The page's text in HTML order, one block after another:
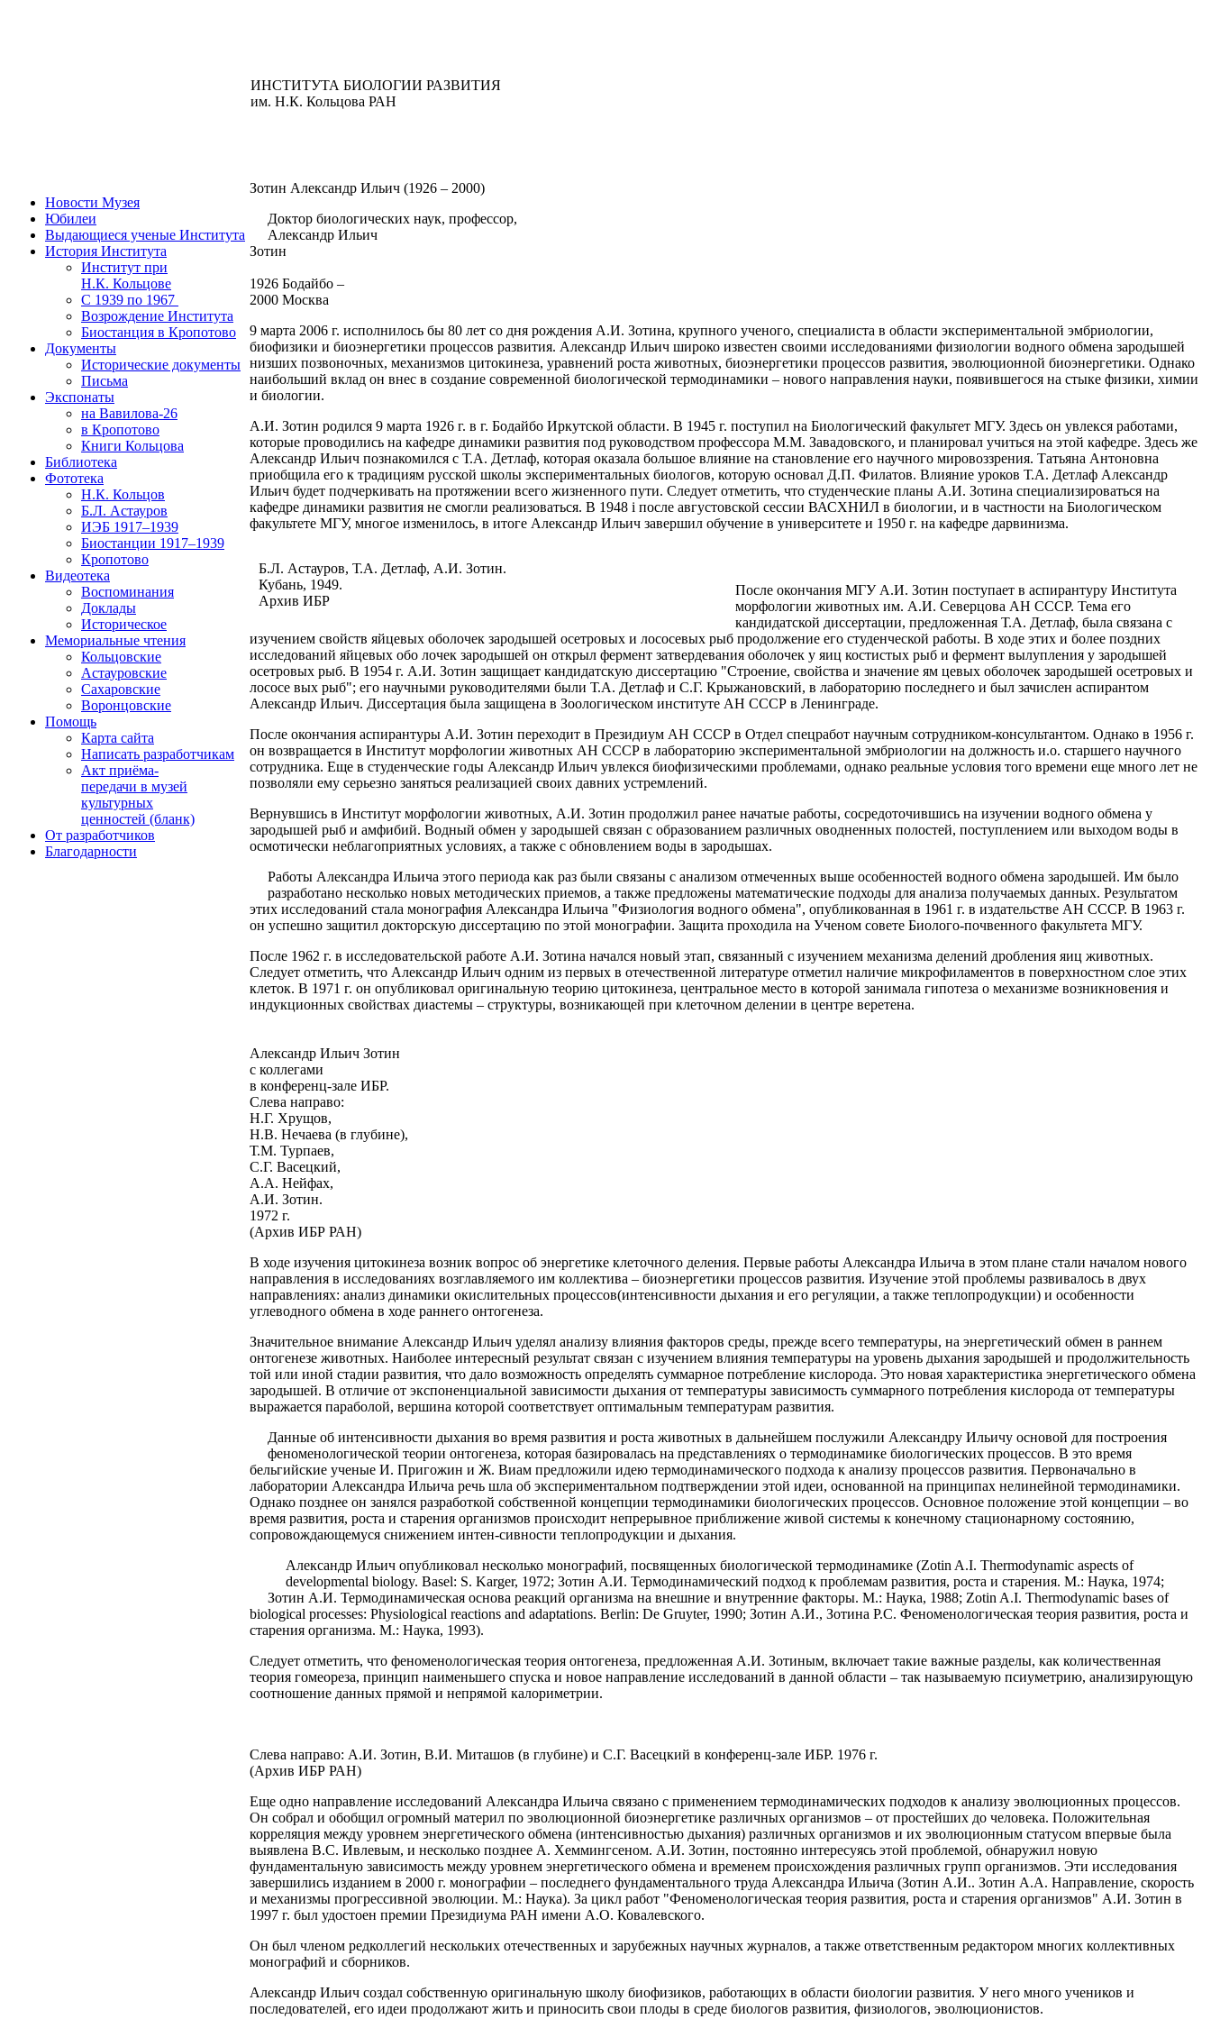
ИНСТИТУТА БИОЛОГИИ РАЗВИТИЯ
им. Н.К. Кольцова РАН
Новости Музея
Юбилеи
Выдающиеся ученые Института
История Института
Институт при
Н.К. Кольцове
C 1939 по 1967
Возрождение Института
Биостанция в Кропотово
Документы
Исторические документы
Письма
Экспонаты
на Вавилова-26
в Кропотово
Книги Кольцова
Библиотека
Фототека
Н.К. Кольцов
Б.Л. Астауров
ИЭБ 1917–1939
Биостанции 1917–1939
Кропотово
Видеотека
Воспоминания
Доклады
Историческое
Мемориальные чтения
Кольцовские
Астауровские
Сахаровские
Воронцовские
Помощь
Карта сайта
Написать разработчикам
Акт приёма-
передачи в музей
культурных
ценностей (бланк)
От разработчиков
Благодарности
Зотин Александр Ильич (1926 – 2000)
Доктор биологических наук, профессор,
Александр Ильич
Зотин
1926 Бодайбо –
2000 Москва
9 марта 2006 г. исполнилось бы 80 лет со дня рождения А.И. Зотина, крупного ученого, специалиста в области экспериментальной эмбриологии,
биофизики и биоэнергетики процессов развития. Александр Ильич широко известен своими исследованиями физиологии водного обмена зародышей
низших позвоночных, механизмов цитокинеза, уравнений роста животных, биоэнергетики процессов развития, эволюционной биоэнергетики. Однако
наибольший вклад он внес в создание современной биологической термодинамики – нового направления науки, появившегося на стыке физики, химии
и биологии.
А.И. Зотин родился 9 марта 1926 г. в г. Бодайбо Иркутской области. В 1945 г. поступил на Биологический факультет МГУ. Здесь он увлекся работами,
которые проводились на кафедре динамики развития под руководством профессора М.М. Завадовского, и планировал учиться на этой кафедре. Здесь же
Александр Ильич познакомился с Т.А. Детлаф, которая оказала большое влияние на становление его научного мировоззрения. Татьяна Антоновна
приобщила его к традициям русской школы экспериментальных биологов, которую основал Д.П. Филатов. Влияние уроков Т.А. Детлаф Александр
Ильич будет подчеркивать на протяжении всего жизненного пути. Следует отметить, что студенческие планы А.И. Зотина специализироваться на
кафедре динамики развития не смогли реализоваться. В 1948 i после августовской сессии ВАСХНИЛ в биологии, и в частности на Биологическом
факультете МГУ, многое изменилось, в итоге Александр Ильич завершил обучение в университете и 1950 г. на кафедре дарвинизма.
Б.Л. Астауров, Т.А. Детлаф, А.И. Зотин.
Кубань, 1949.
Архив ИБР
После окончания МГУ А.И. Зотин поступает в аспирантуру Института
морфологии животных им. А.И. Северцова АН СССР. Тема его
кандидатской диссертации, предложенная Т.А. Детлаф, была связана с
изучением свойств яйцевых оболочек зародышей осетровых и лососевых рыб продолжение его студенческой работы. В ходе этих и более поздних
исследований яйцевых обо лочек зародышей он открыл фермент затвердевания оболочек у яиц костистых рыб и фермент вылупления у зародышей
осетровых рыб. В 1954 г. А.И. Зотин защищает кандидатскую диссертацию "Строение, свойства и значение ям цевых оболочек зародышей осетровых и
лососе вых рыб"; его научными руководителями были Т.А. Детлаф и С.Г. Крыжановский, в лабораторию последнего и был зачислен аспирантом
Александр Ильич. Диссертация была защищена в Зоологическом институте АН СССР в Ленинграде.
После окончания аспирантуры А.И. Зотин переходит в Президиум АН СССР в Отдел спецработ научным сотрудником-консультантом. Однако в 1956 г.
он возвращается в Институт морфологии животных АН СССР в лабораторию экспериментальной эмбриологии на должность и.о. старшего научного
сотрудника. Еще в студенческие годы Александр Ильич увлекся биофизическими проблемами, однако реальные условия того времени еще много лет не
позволяли ему серьезно заняться реализацией своих давних устремлений.
Вернувшись в Институт морфологии животных, А.И. Зотин продолжил ранее начатые работы, сосредоточившись на изучении водного обмена у
зародышей рыб и амфибий. Водный обмен у зародышей связан с образованием различных оводненных полостей, поступлением или выходом воды в
осмотически неблагоприятных условиях, а также с обновлением воды в зародышах.
Работы Александра Ильича этого периода как раз были связаны с анализом отмеченных выше особенностей водного обмена зародышей. Им было
разработано несколько новых методических приемов, а также предложены математические подходы для анализа получаемых данных. Результатом
этих исследований стала монография Александра Ильича "Физиология водного обмена", опубликованная в 1961 г. в издательстве АН СССР. В 1963 г.
он успешно защитил докторскую диссертацию по этой монографии. Защита проходила на Ученом совете Биолого-почвенного факультета МГУ.
После 1962 г. в исследовательской работе А.И. Зотина начался новый этап, связанный с изучением механизма делений дробления яиц животных.
Следует отметить, что Александр Ильич одним из первых в отечественной литературе отметил наличие микрофиламентов в поверхностном слое этих
клеток. В 1971 г. он опубликовал оригинальную теорию цитокинеза, центральное место в которой занимала гипотеза о механизме возникновения и
индукционных свойствах диастемы – структуры, возникающей при клеточном делении в центре веретена.
Александр Ильич Зотин
с коллегами
в конференц‑зале ИБР.
Слева направо:
Н.Г. Хрущов,
Н.В. Нечаева (в глубине),
Т.М. Турпаев,
C.Г. Васецкий,
А.А. Нейфах,
А.И. Зотин.
1972 г.
(Архив ИБР РАН)
В ходе изучения цитокинеза возник вопрос об энергетике клеточного деления. Первые работы Александра Ильича в этом плане стали началом нового
направления в исследованиях возглавляемого им коллектива – биоэнергетики процессов развития. Изучение этой проблемы развивалось в двух
направлениях: анализ динамики окислительных процессов(интенсивности дыхания и его регуляции, а также теплопродукции) и особенности
углеводного обмена в ходе раннего онтогенеза.
Значительное внимание Александр Ильич уделял анализу влияния факторов среды, прежде всего температуры, на энергетический обмен в раннем
онтогенезе животных. Наиболее интересный результат связан с изучением влияния температуры на уровень дыхания зародышей и продолжительность
той или иной стадии развития, что дало возможность определять суммарное потребление кислорода. Это новая характеристика энергетического обмена
зародышей. В отличие от экспоненциальной зависимости дыхания от температуры зависимость суммарного потребления кислорода от температуры
выражается параболой, вершина которой соответствует оптимальным температурам развития.
Данные об интенсивности дыхания во время развития и роста животных в дальнейшем послужили Александру Ильичу основой для построения
феноменологической теории онтогенеза, которая базировалась на представлениях о термодинамике биологических процессов. В это время
бельгийские ученые И. Пригожин и Ж. Виам предложили идею термодинамического подхода к анализу процессов развития. Первоначально в
лаборатории Александра Ильича речь шла об экспериментальном подтверждении этой идеи, основанной на принципах нелинейной термодинамики.
Однако позднее он занялся разработкой собственной концепции термодинамики биологических процессов. Основное положение этой концепции – во
время развития, роста и старения организмов происходит непрерывное приближение живой системы к конечному стационарному состоянию,
сопровождающемуся снижением интен-сивности теплопродукции и дыхания.
Александр Ильич опубликовал несколько монографий, посвященных биологической термодинамике (Zotin A.I. Thermodynamic aspects of
developmental biology. Basel: S. Karger, 1972; Зотин А.И. Термодинамический подход к проблемам развития, роста и старения. М.: Наука, 1974;
Зотин А.И. Термодинамическая основа реакций организма на внешние и внутренние факторы. М.: Наука, 1988; Zotin A.I. Thermodynamic bases of
biological processes: Physiological reactions and adaptations. Berlin: De Gruyter, 1990; Зотин А.И., Зотина P.C. Феноменологическая теория развития, роста и
старения организма. М.: Наука, 1993).
Следует отметить, что феноменологическая теория онтогенеза, предложенная А.И. Зотиным, включает такие важные разделы, как количественная
теория гомеореза, принцип наименьшего спуска и новое направление исследований в данной области – так называемую псиуметрию, анализирующую
соотношение данных прямой и непрямой калориметрии.
Слева направо: А.И. Зотин, В.И. Миташов (в глубине) и С.Г. Васецкий в конференц-зале ИБР. 1976 г.
(Архив ИБР РАН)
Eще одно направление исследований Александра Ильича связано с применением термодинамических подходов к анализу эволюционных процессов.
Он собрал и обобщил огромный материл по эволюционной биоэнергетике различных организмов – от простейших до человека. Положительная
корреляция между уровнем энергетического обмена (интенсивностью дыхания) различных организмов и их эволюционным статусом впервые была
выявлена B.C. Ивлевым, и несколько позднее А. Хеммингсеном. А.И. Зотин, постоянно интересуясь этой проблемой, обнаружил новую
фундаментальную зависимость между уровнем энергетического обмена и временем происхождения различных групп организмов. Эти исследования
завершились изданием в 2000 г. монографии – последнего фундаментального труда Александра Ильича (Зотин А.И.. Зотин А.А. Направление, скорость
и механизмы прогрессивной эволюции. М.: Наука). За цикл работ "Феноменологическая теория развития, роста и старения организмов" А.И. Зотин в
1997 г. был удостоен премии Президиума РАН имени А.О. Ковалевского.
Он был членом редколлегий нескольких отечественных и зарубежных научных журналов, а также ответственным редактором многих коллективных
монографий и сборников.
Александр Ильич создал собственную оригинальную школу биофизиков, работающих в области биологии развития. У него много учеников и
последователей, его идеи продолжают жить и приносить свои плоды в среде биологов развития, физиологов, эволюционистов.